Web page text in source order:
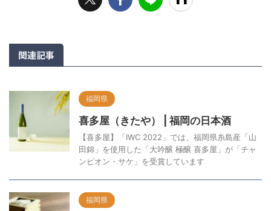
関連記事
福岡県
喜多屋（きたや） | 福岡の日本酒
【喜多屋】「IWC 2022」では、福岡県糸島産「山
田錦」を使用した「大吟醸 極醸 喜多屋」が「チャ
ンピオン・サケ」を受賞しています
福岡県